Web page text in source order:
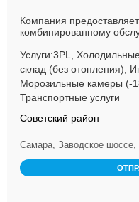
Компания
комбинированному
Услуги:3PL,
склад (без отопления),
Морозильные камеры (-
Транспортные услуги
Советский район
Самара, Заводское шоссе,